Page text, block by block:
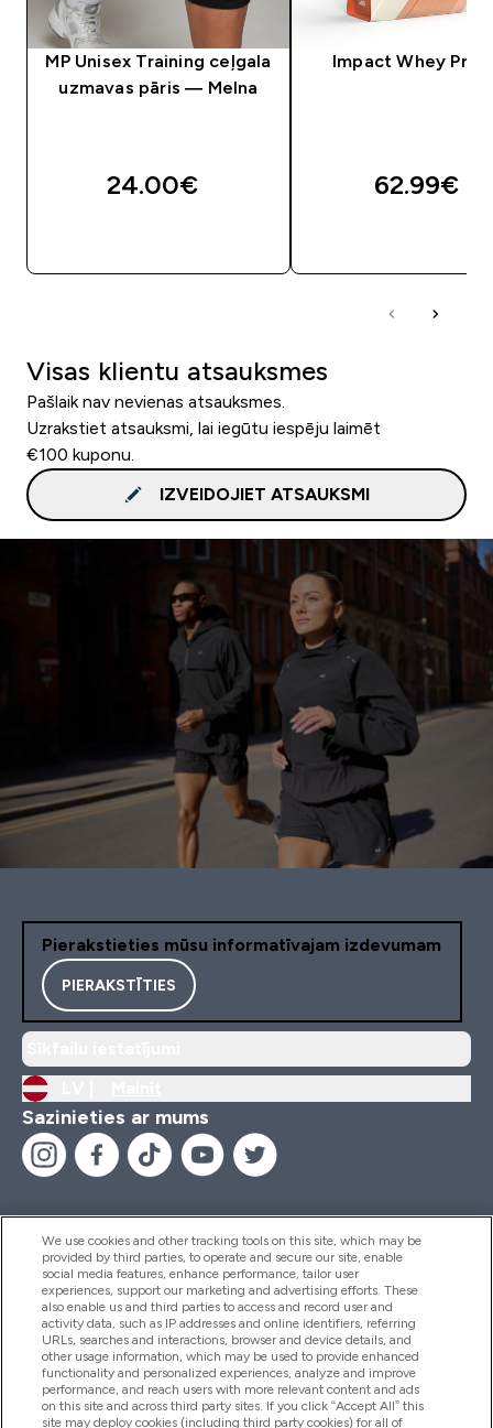
MP Unisex Training ceļgala
uzmavas pāris — Melna
24.00€‎
Impact Whey
62.99€‎
Visas klientu atsauksmes
Pašlaik nav nevienas atsauksmes.
Uzrakstiet atsauksmi, lai iegūtu iespēju laimēt
€100 kuponu.
IZVEIDOJIET ATSAUKSMI
Pierakstieties mūsu informatīvajam izdevumam
PIERAKSTĪTIES
Sazinieties ar mums
Palīdzība Un Informācija
Produkti
Informācija Par Uzņēmumu
We use cookies and other tracking tools on this site, which may be
provided by third parties, to operate and secure our site, enable
social media features, enhance performance, tailor user
experiences, support our marketing and advertising efforts. These
also enable us and third parties to access and record user and
activity data, such as IP addresses and online identifiers, referring
URLs, searches and interactions, browser and device details, and
other usage information, which may be used to provide enhanced
functionality and personalized experiences, analyze and improve
performance, and reach users with more relevant content and ads
on this site and across third party sites. If you click “Accept All” this
site may deploy cookies (including third party cookies) for all of